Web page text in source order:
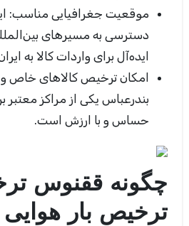
موقعیت جغرافیایی مناسب:
دسترسی به مسیرهای
ایده‌آل برای واردات کالا به
امکان ترخیص کالاهای خاص و
بندرعباس یکی از مراکز معتبر
حساس و با ارزش است.
چگونه ققنوس
ترخیص بار هوایی